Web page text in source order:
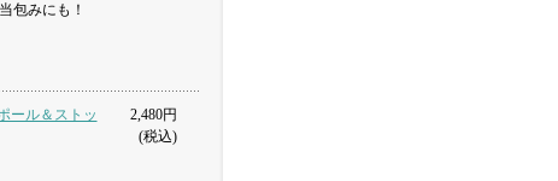
包みにも！
ール＆ストッ
2,480円
(税込)